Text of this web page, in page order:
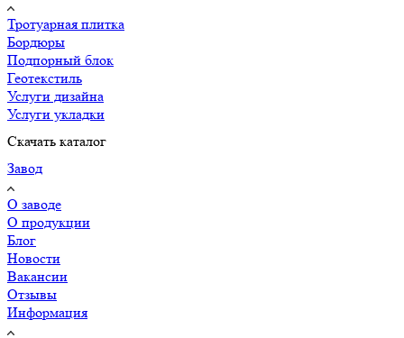
Тротуарная плитка
Бордюры
Подпорный блок
Геотекстиль
Услуги дизайна
Услуги укладки
Скачать каталог
Завод
О заводе
О продукции
Блог
Новости
Вакансии
Отзывы
Информация